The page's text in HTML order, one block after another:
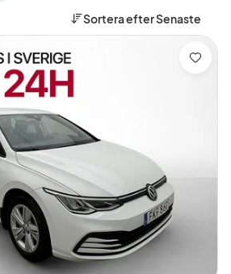
Volkswagen
Sortera efterSenaste
Spara